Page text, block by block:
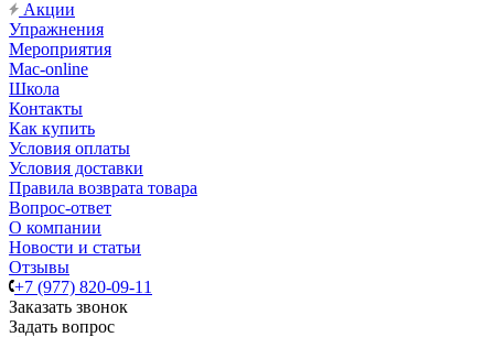
Акции
Упражнения
Мероприятия
Mac-online
Школа
Контакты
Как купить
Условия оплаты
Условия доставки
Правила возврата товара
Вопрос-ответ
О компании
Новости и статьи
Отзывы
+7 (977) 820-09-11
Заказать звонок
Задать вопрос